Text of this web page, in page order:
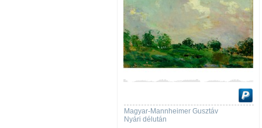
Magyar-Mannheimer Gusztáv
Nyári délután